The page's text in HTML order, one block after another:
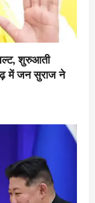
शुरुआती
में जन सुराज ने